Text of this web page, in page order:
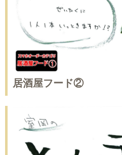
居酒屋フード②